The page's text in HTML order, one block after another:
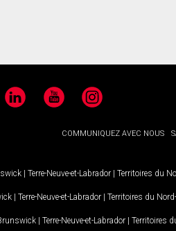
LinkedIn YouTubeInstagram
COMMUNIQUEZ AVEC NOUS
| Terre-Neuve-et-Labrador | Territoires du
| Terre-Neuve-et-Labrador | Territoires du
| Terre-Neuve-et-Labrador | Territoires